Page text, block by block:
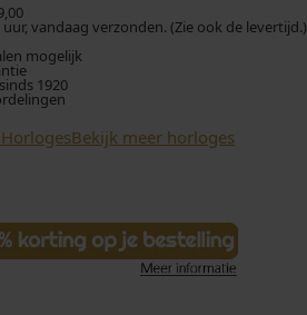
vandaag verzonden. (Zie ook de levertijd.)
mogelijk
1920
Bekijk meer horloges